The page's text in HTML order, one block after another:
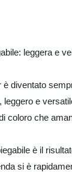
leggera e
è diventato
leggero e
coloro che
è il
si è